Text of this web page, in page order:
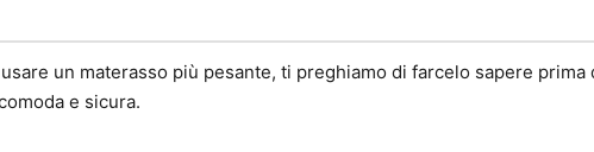
un materasso più pesante, ti preghiamo di farcelo sapere
e sicura.